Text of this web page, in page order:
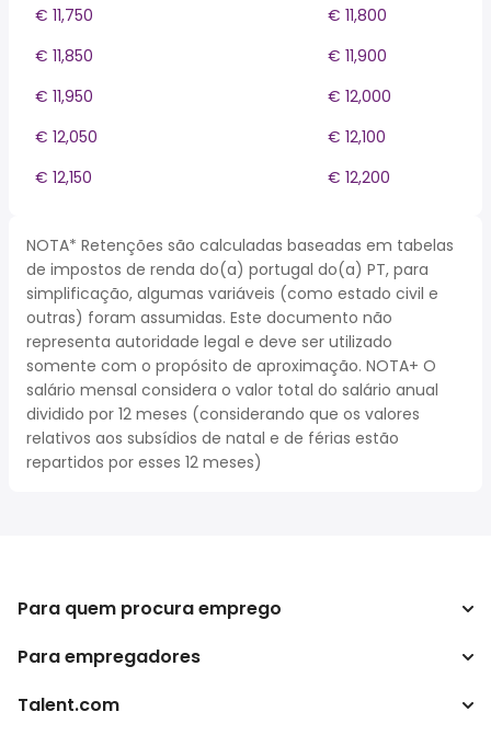
€ 11,750
€ 11,800
€ 11,850
€ 11,900
€ 11,950
€ 12,000
€ 12,050
€ 12,100
€ 12,150
€ 12,200
NOTA* Retenções são calculadas baseadas em tabelas
de impostos de renda do(a) portugal do(a) PT, para
simplificação, algumas variáveis (como estado civil e
outras) foram assumidas. Este documento não
representa autoridade legal e deve ser utilizado
somente com o propósito de aproximação. NOTA+ O
salário mensal considera o valor total do salário anual
dividido por 12 meses (considerando que os valores
relativos aos subsídios de natal e de férias estão
repartidos por esses 12 meses)
Para quem procura emprego
Procurar empregos
Para empregadores
Empreendimento
Talent.com